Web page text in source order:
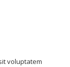
voluptatem